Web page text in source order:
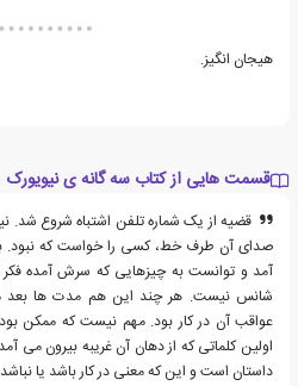
هیجان انگیز.
قسمت هایی از کتاب سه گانه ی نیویورک
قضیه از یک شماره تلفن اشتباه شروع شد.
صدای آن طرف خط، کسی را خواست که
آمد و توانست به چیزهایی که سرش آمده فکر
شانس نیست. هر چند این هم مدت ها بعد
عواقب آن در کار بود. مهم نیست که ممکن
اولین کلماتی که از دهان آن غریبه بیرون
داستان است و این که معنی در کار باشد یا